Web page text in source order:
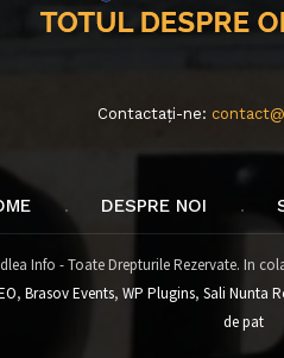
Contactați-ne:
DESPRE NOI
Info - Toate Drepturile Rezervate. In
, Brasov Events, WP Plugins, Sali Nunta
de pat